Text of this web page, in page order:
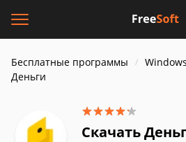
Бесплатные программы
Деньги
Скачать